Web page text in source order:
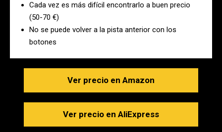
Cada vez es más difícil encontrarlo a buen precio
(50-70 €)
No se puede volver a la pista anterior con los
botones
Ver precio en Amazon
Ver precio en AliExpress